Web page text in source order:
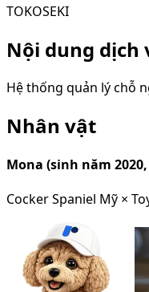
TOKOSEKI
Nội dung dịch
Hệ thống quản lý chỗ
Nhân vật
Mona (sinh năm
Cocker Spaniel Mỹ ×